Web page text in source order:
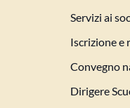
Servizi ai
Iscrizione e
Convegno
Dirigere